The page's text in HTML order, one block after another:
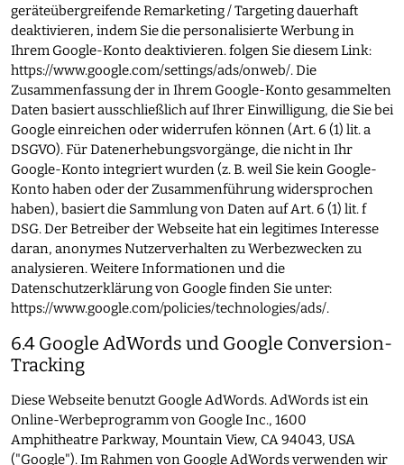
geräteübergreifende Remarketing / Targeting dauerhaft
deaktivieren, indem Sie die personalisierte Werbung in
Ihrem Google-Konto deaktivieren. folgen Sie diesem Link:
https://www.google.com/settings/ads/onweb/. Die
Zusammenfassung der in Ihrem Google-Konto gesammelten
Daten basiert ausschließlich auf Ihrer Einwilligung, die Sie bei
Google einreichen oder widerrufen können (Art. 6 (1) lit. a
DSGVO). Für Datenerhebungsvorgänge, die nicht in Ihr
Google-Konto integriert wurden (z. B. weil Sie kein Google-
Konto haben oder der Zusammenführung widersprochen
haben), basiert die Sammlung von Daten auf Art. 6 (1) lit. f
DSG. Der Betreiber der Webseite hat ein legitimes Interesse
daran, anonymes Nutzerverhalten zu Werbezwecken zu
analysieren. Weitere Informationen und die
Datenschutzerklärung von Google finden Sie unter:
https://www.google.com/policies/technologies/ads/.
6.4 Google AdWords und Google Conversion-
Tracking
Diese Webseite benutzt Google AdWords. AdWords ist ein
Online-Werbeprogramm von Google Inc., 1600
Amphitheatre Parkway, Mountain View, CA 94043, USA
("Google"). Im Rahmen von Google AdWords verwenden wir